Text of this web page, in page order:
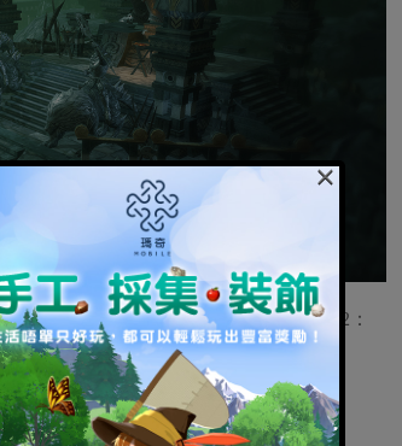
今(18日)宣布，旗下MMORPG《天堂2：
等級上限。
×